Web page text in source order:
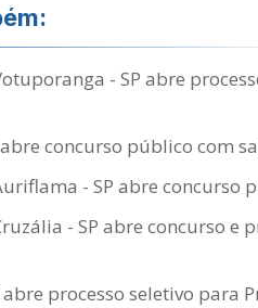
- SP abre
abre concurso público com
- SP abre concurso
- SP abre concurso e
abre processo seletivo para